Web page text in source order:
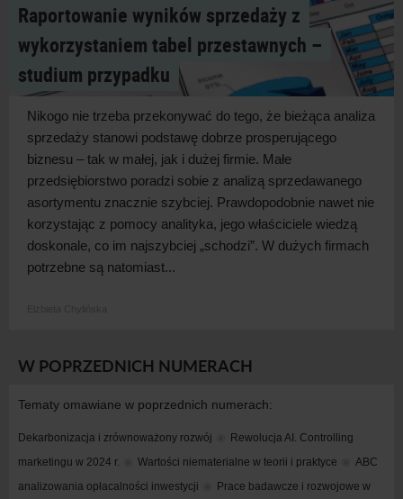
Raportowanie wyników sprzedaży z
wykorzystaniem tabel przestawnych –
studium przypadku
Nikogo nie trzeba przekonywać do tego, że bieżąca analiza
sprzedaży stanowi podstawę dobrze prosperującego
biznesu – tak w małej, jak i dużej firmie. Małe
przedsiębiorstwo poradzi sobie z analizą sprzedawanego
asortymentu znacznie szybciej. Prawdopodobnie nawet nie
korzystając z pomocy analityka, jego właściciele wiedzą
doskonale, co im najszybciej „schodzi”. W dużych firmach
potrzebne są natomiast...
W POPRZEDNICH NUMERACH
Tematy omawiane w poprzednich numerach:
Dekarbonizacja i zrównoważony rozwój
Rewolucja AI. Controlling
marketingu w 2024 r.
Wartości niematerialne w teorii i praktyce
ABC
analizowania opłacalności inwestycji
Prace badawcze i rozwojowe w